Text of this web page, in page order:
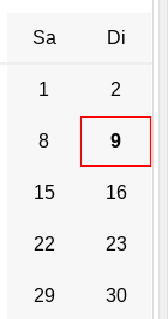
Sa Di
1 2
8 9
15 16
22 23
29 30